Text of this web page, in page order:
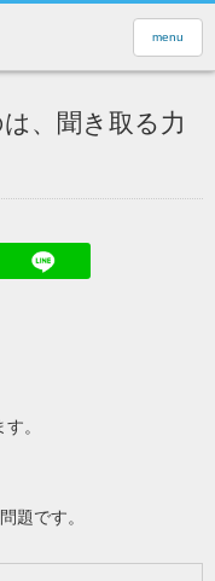
menu
、聞き取る力
クマーク
Google Plus
。
題です。